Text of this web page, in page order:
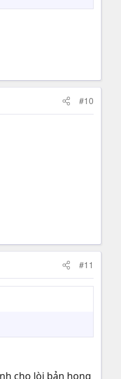
#10
#11
cho lòi bản họng